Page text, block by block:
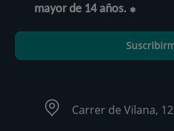
mayor de 14 años.
Carrer de Vilana,